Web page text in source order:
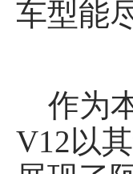
车型能
作为
V12以